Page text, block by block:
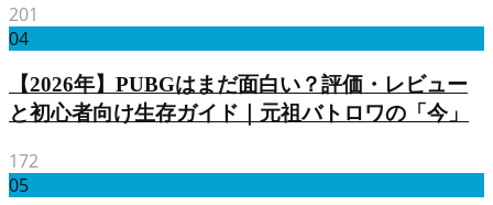
201
04
【2026年】PUBGはまだ面白い？評価・レビュー
と初心者向け生存ガイド｜元祖バトロワの「今」
172
05